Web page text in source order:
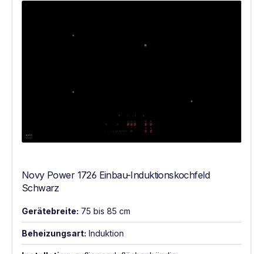
Novy Power 1726 Einbau-Induktionskochfeld
Schwarz
Gerätebreite: 75 bis 85 cm
Beheizungsart: Induktion